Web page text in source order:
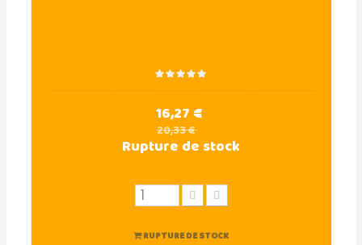
16,27 €
20,33 €
Rupture de stock
RUPTURE DE STOCK